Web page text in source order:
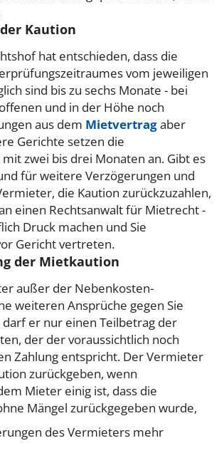
Kaution
hat entschieden, dass die
vom jeweiligen
sind bis zu sechs Monate - bei
und in der Höhe noch
aus dem Mietvertragaber
Gerichte setzen die
zwei bis drei Monaten an. Gibt es
für weitere Verzögerungen und
die Kaution zurückzuzahlen,
einen Rechtsanwalt für Mietrecht -
Druck machen und Sie
Gericht vertreten.
der Mietkaution
außer der Nebenkosten-
weiteren Ansprüche gegen Sie
er nur einen Teilbetrag der
der der voraussichtlich noch
Zahlung entspricht. Der Vermieter
zurückgeben, wenn
Mieter einig ist, dass die
Mängel zurückgegeben wurde,
des Vermieters mehr